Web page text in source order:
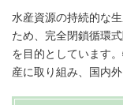
水産資源の持続的な
ため、完全閉鎖循環
を目的としています
産に取り組み、国内